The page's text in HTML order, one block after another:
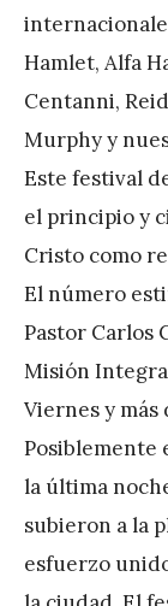
Hamlet, Alfa
Centanni,
Murphy y
Este festival
el principio y
Cristo como
El número
Pastor Carlos
Misión
Viernes y más
Posiblemente
la última
subieron a la
esfuerzo